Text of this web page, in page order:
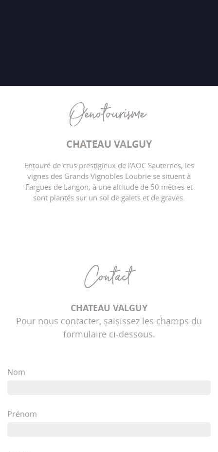
Oenotourisme
CHATEAU VALGUY
Entouré de crus prestigieux de l’AOC Sauternes, les
vignes des Grands Vignobles Loubrie se situent à
Fargues de Langon, à une altitude de 50 mètres et
sont plantés sur un sol de galets et de graves.
Contact
CHATEAU VALGUY
Pour nous contacter, saisissez les champs du
formulaire ci-dessous.
Nom
Prénom